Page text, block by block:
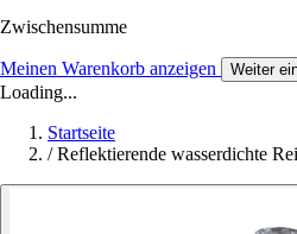
Zwischensumme
Meinen Warenkorb anzeigen Weiter
Loading...
Startseite
/ Reflektierende wasserdichte